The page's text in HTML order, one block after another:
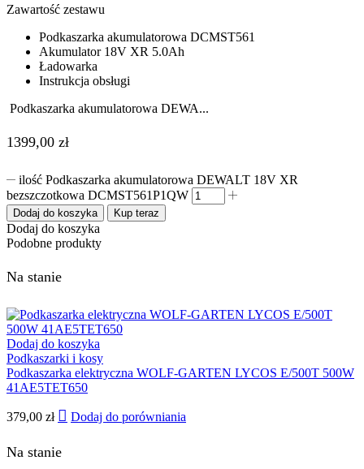
Zawartość zestawu
Podkaszarka akumulatorowa DCMST561
Akumulator 18V XR 5.0Ah
Ładowarka
Instrukcja obsługi
Podkaszarka akumulatorowa DEWA...
1399,00 zł
ilość Podkaszarka akumulatorowa DEWALT 18V XR
bezszczotkowa DCMST561P1QW
Dodaj do koszyka Kup teraz
Dodaj do koszyka
Podobne produkty
Na stanie
Dodaj do koszyka
Podkaszarki i kosy
Podkaszarka elektryczna WOLF-GARTEN LYCOS E/500T 500W
41AE5TET650
379,00 zł Dodaj do porówniania
Na stanie